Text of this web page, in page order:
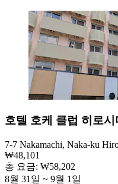
호텔 호케 클럽 히로시
7-7 Nakamachi, Naka-ku
₩48,101
총 요금: ₩58,202
8월 31일 ~ 9월 1일